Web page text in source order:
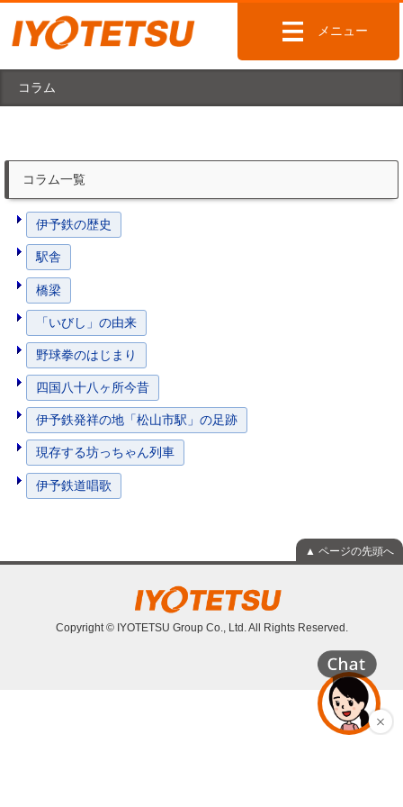
メニュー
コラム
コラム一覧
伊予鉄の歴史
駅舎
橋梁
「いびし」の由来
野球拳のはじまり
四国八十八ヶ所今昔
伊予鉄発祥の地「松山市駅」の足跡
現存する坊っちゃん列車
伊予鉄道唱歌
▲ ページの先頭へ
Copyright © IYOTETSU Group Co., Ltd. All Rights Reserved.